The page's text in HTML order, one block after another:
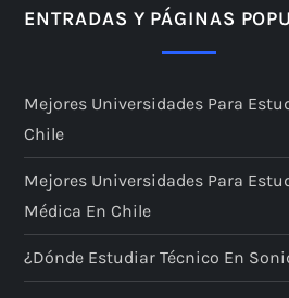
ENTRADAS Y PÁGINAS
Mejores Universidades Para
Chile
Mejores Universidades Para
Médica En Chile
¿Dónde Estudiar Técnico En